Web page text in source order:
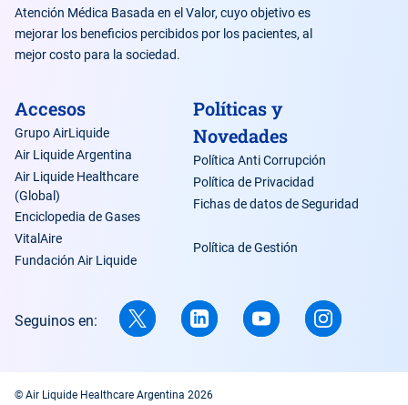
Atención Médica Basada en el Valor, cuyo objetivo es
mejorar los beneficios percibidos por los pacientes, al
mejor costo para la sociedad.
Accesos
Grupo AirLiquide
Air Liquide Argentina
Air Liquide Healthcare
(Global)
Enciclopedia de Gases
VitalAire
Fundación Air Liquide
Políticas y
Novedades
Política Anti Corrupción
Política de Privacidad
Fichas de datos de Seguridad
Política de Gestión
Seguinos en:
© Air Liquide Healthcare Argentina 2026